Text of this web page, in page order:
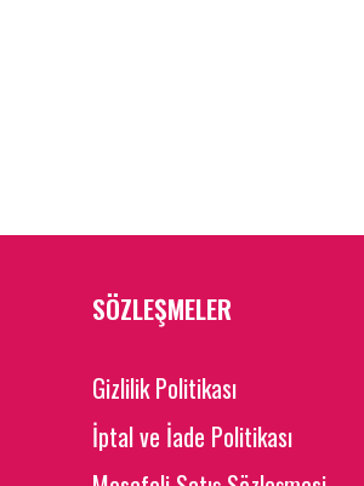
SÖZLEŞMELER
Gizlilik Politikası
İptal ve İade Politikası